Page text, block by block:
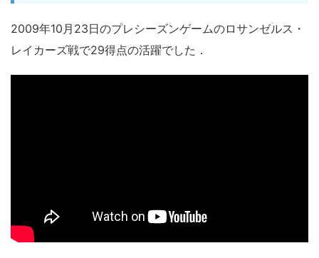
2009年10月23日のプレシーズンゲームのロサンゼルス・
レイカーズ戦で29得点の活躍でした．